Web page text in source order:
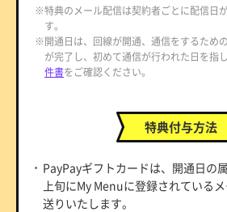
※特典のメール配信は契約者ごとに配信日
す。
※開通日は、回線が開通、通信をするため
が完了し、初めて通信が行われた日を指
件書をご確認ください。
特典付与方法
PayPayギフトカードは、開通日の
上旬にMy Menuに登録されている
送りいたします。